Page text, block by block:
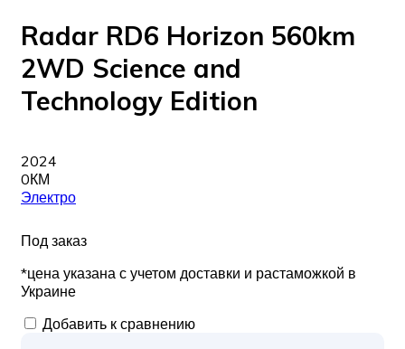
Radar RD6 Horizon 560km
2WD Science and
Technology Edition
2024
0КМ
Электро
Под заказ
*цена указана с учетом доставки и растаможкой в
Украине
Добавить к сравнению